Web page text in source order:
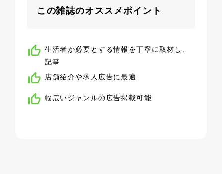
この雑誌のオススメポイント
生活者が必要とする情報を丁寧に取材し、
記事
店舗紹介や求人広告に最適
幅広いジャンルの広告掲載可能